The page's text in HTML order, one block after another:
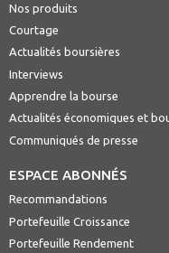
Nos produits
Courtage
Actualités boursières
Interviews
Apprendre la bourse
Actualités économiques et
Communiqués de presse
ESPACE ABONNÉS
Recommandations
Portefeuille Croissance
Portefeuille Rendement